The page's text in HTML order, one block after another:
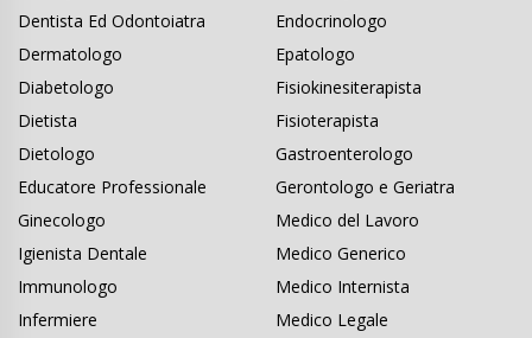
Dentista Ed Odontoiatra
Dermatologo
Diabetologo
Dietista
Dietologo
Educatore Professionale
Endocrinologo
Epatologo
Fisiokinesiterapista
Fisioterapista
Gastroenterologo
Gerontologo e Geriatra
Ginecologo
Igienista Dentale
Immunologo
Infermiere
Medico del Lavoro
Medico Generico
Medico Internista
Medico Legale